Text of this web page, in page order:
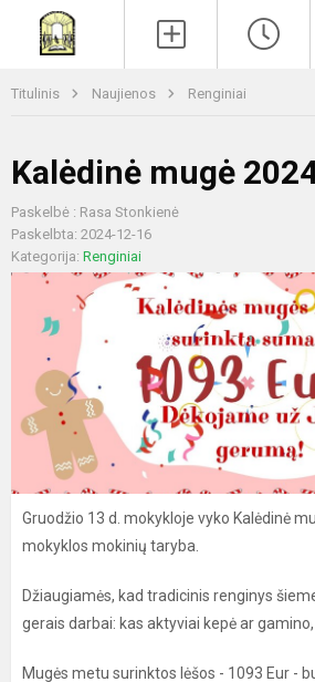
Titulinis Naujienos Renginiai
Kalėdinė mugė
Paskelbė : Rasa Stonkienė
Paskelbta: 2024-12-16
Kategorija: Renginiai
Gruodžio 13 d. mokykloje vyko Kalėdinė
mokyklos mokinių taryba.
Džiaugiamės, kad tradicinis renginys
gerais darbai: kas aktyviai kepė ar gamino,
Mugės metu surinktos lėšos - 1093 Eur -